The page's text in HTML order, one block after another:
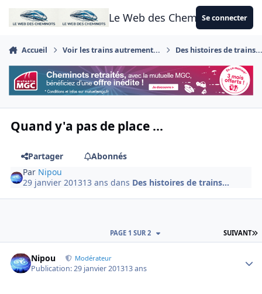
Aller au contenu
Le Web des CheminotsSe connecter
Accueil Voir les trains autrement... Des histoires de
Quand y'a pas de place ...
Partager
Abonnés
Par Nipou
29 janvier 201313 ans dans Des histoires de trains...
SUIVANT
PAGE 1 SUR 2
Nipou Modérateur
Publication:29 janvier 201313 ans